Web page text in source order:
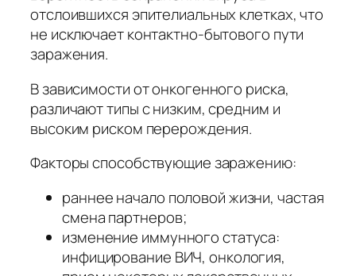
отслоившихся эпителиальных клетках, что
не исключает контактно-бытового пути
заражения.
В зависимости от онкогенного риска,
различают типы с низким, средним и
высоким риском перерождения.
Факторы способствующие заражению:
раннее начало половой жизни, частая
смена партнеров;
изменение иммунного статуса:
инфицирование ВИЧ, онкология,